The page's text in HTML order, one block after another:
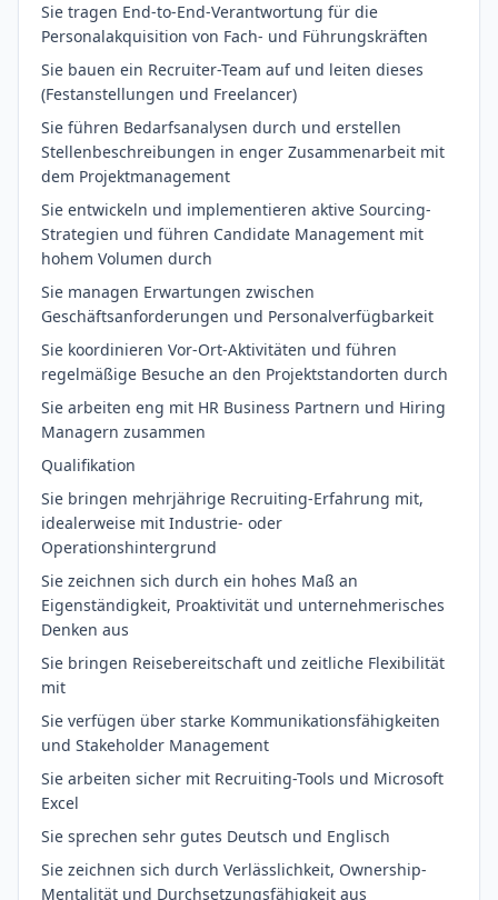
Sie tragen End-to-End-Verantwortung für die
Personalakquisition von Fach- und Führungskräften
Sie bauen ein Recruiter-Team auf und leiten dieses
(Festanstellungen und Freelancer)
Sie führen Bedarfsanalysen durch und erstellen
Stellenbeschreibungen in enger Zusammenarbeit mit
dem Projektmanagement
Sie entwickeln und implementieren aktive Sourcing-
Strategien und führen Candidate Management mit
hohem Volumen durch
Sie managen Erwartungen zwischen
Geschäftsanforderungen und Personalverfügbarkeit
Sie koordinieren Vor-Ort-Aktivitäten und führen
regelmäßige Besuche an den Projektstandorten durch
Sie arbeiten eng mit HR Business Partnern und Hiring
Managern zusammen
Qualifikation
Sie bringen mehrjährige Recruiting-Erfahrung mit,
idealerweise mit Industrie- oder
Operationshintergrund
Sie zeichnen sich durch ein hohes Maß an
Eigenständigkeit, Proaktivität und unternehmerisches
Denken aus
Sie bringen Reisebereitschaft und zeitliche Flexibilität
mit
Sie verfügen über starke Kommunikationsfähigkeiten
und Stakeholder Management
Sie arbeiten sicher mit Recruiting-Tools und Microsoft
Excel
Sie sprechen sehr gutes Deutsch und Englisch
Sie zeichnen sich durch Verlässlichkeit, Ownership-
Mentalität und Durchsetzungsfähigkeit aus